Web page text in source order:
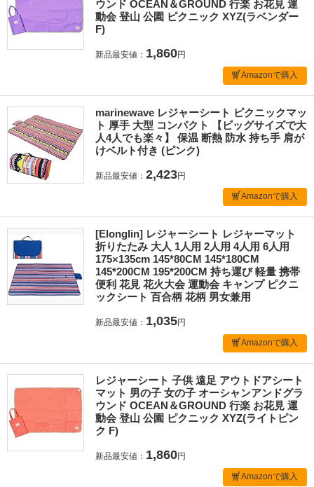
ウンド OCEAN＆GROUND 行楽 お花見 運
動会 登山 公園 ピクニック XYZ(ラベンダー
F)
新品最安値： 1,860円
Amazonで購入
marinewave レジャーシート ピクニックマッ
ト 厚手 大型 コンパクト 【ビッグサイズで大
人4人でも楽々】 保温 断熱 防水 持ち手 肩が
けベルト付き (ピンク)
新品最安値： 2,423円
Amazonで購入
[Elonglin] レジャーシート レジャーマット
折りたたみ 大人 1人用 2人用 4人用 6人用
175×135cm 145*80CM 145*180CM
145*200CM 195*200CM 持ち運び 軽量 携帯
便利 花見 花火大会 運動会 キャンプ ピクニ
ックシート 百合柄 花柄 男女兼用
新品最安値： 1,035円
Amazonで購入
レジャーシート 子供 遠足 アウトドアシート
マット 男の子 女の子 オーシャンアンドグラ
ウンド OCEAN＆GROUND 行楽 お花見 運
動会 登山 公園 ピクニック XYZ(ライトピン
ク F)
新品最安値： 1,860円
Amazonで購入